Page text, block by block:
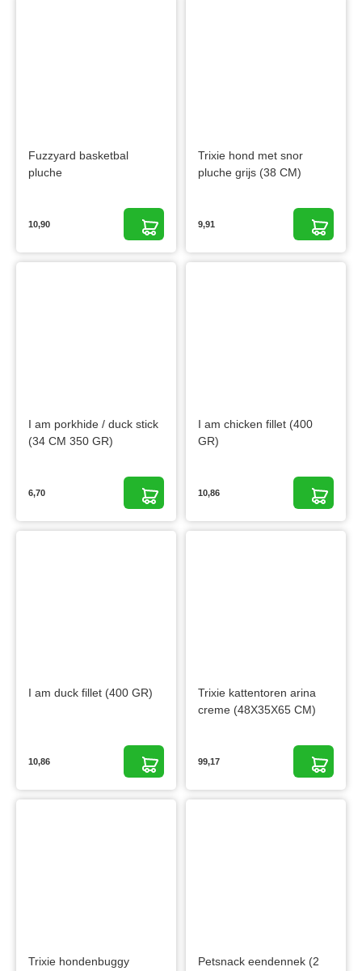
Fuzzyard basketbal
pluche
10,90
Trixie hond met snor
pluche grijs (38 CM)
9,91
I am porkhide / duck stick
(34 CM 350 GR)
6,70
I am chicken fillet (400
GR)
10,86
I am duck fillet (400 GR)
10,86
Trixie kattentoren arina
creme (48X35X65 CM)
99,17
Trixie hondenbuggy
Petsnack eendennek (2